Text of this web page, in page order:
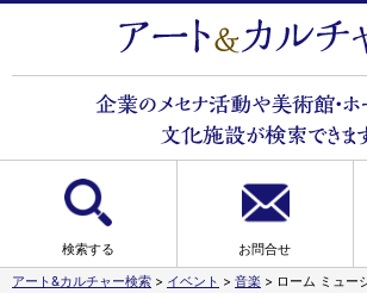
検索する お問合せ
アート&カルチャー検索 > イベント > 音楽 > ローム ミュー